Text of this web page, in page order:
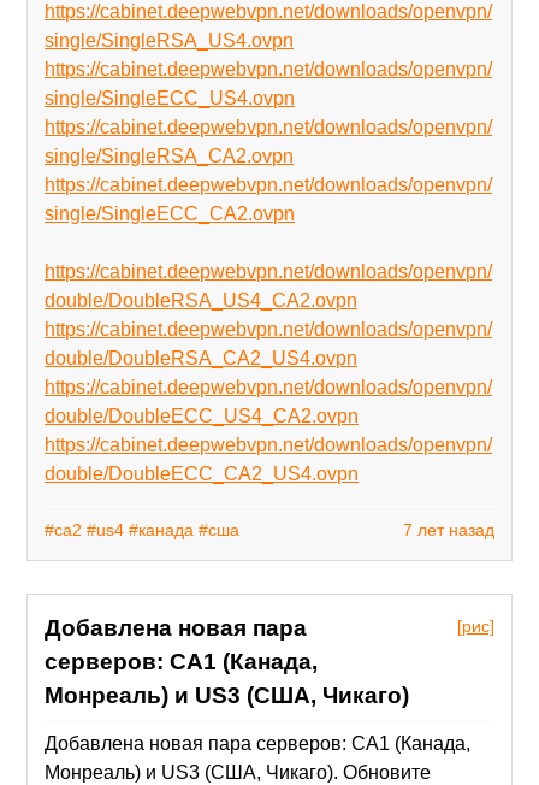
https://cabinet.deepwebvpn.net/downloads/openvpn/
single/SingleRSA_US4.ovpn
https://cabinet.deepwebvpn.net/downloads/openvpn/
single/SingleECC_US4.ovpn
https://cabinet.deepwebvpn.net/downloads/openvpn/
single/SingleRSA_CA2.ovpn
https://cabinet.deepwebvpn.net/downloads/openvpn/
single/SingleECC_CA2.ovpn
https://cabinet.deepwebvpn.net/downloads/openvpn/
double/DoubleRSA_US4_CA2.ovpn
https://cabinet.deepwebvpn.net/downloads/openvpn/
double/DoubleRSA_CA2_US4.ovpn
https://cabinet.deepwebvpn.net/downloads/openvpn/
double/DoubleECC_US4_CA2.ovpn
https://cabinet.deepwebvpn.net/downloads/openvpn/
double/DoubleECC_CA2_US4.ovpn
7 лет назад
#ca2 #us4 #канада #сша
[рис]
Добавлена новая пара
серверов: CA1 (Канада,
Монреаль) и US3 (США, Чикаго)
Добавлена новая пара серверов: CA1 (Канада,
Монреаль) и US3 (США, Чикаго). Обновите